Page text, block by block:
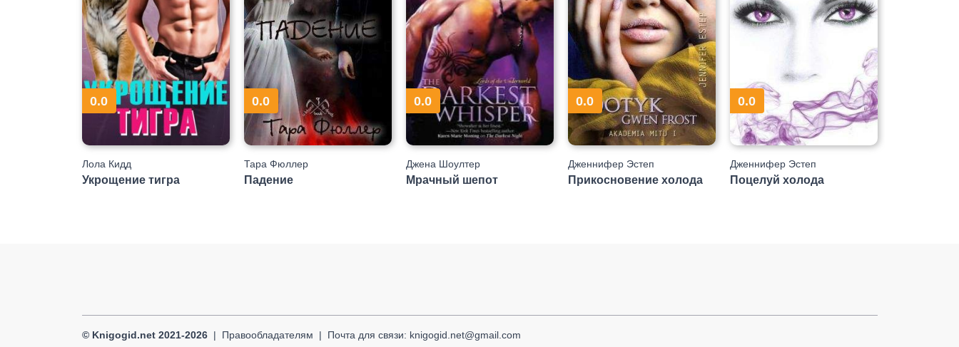
0.0
Лола Кидд
Укрощение тигра
0.0
Тара Фюллер
Падение
0.0
Джена Шоултер
Мрачный шепот
0.0
Дженнифер Эстеп
Прикосновение холода
0.0
Дженнифер Эстеп
Поцелуй холода
© Knigogid.net 2021-2026 Правообладателям Почта для связи: knigogid.net@gmail.com